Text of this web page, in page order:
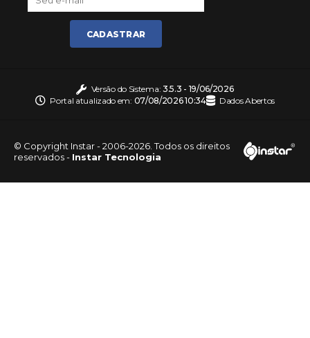
CADASTRAR
Versão do Sistema: 3.5.3 - 19/06/2026
Portal atualizado em: 07/08/2026 10:34 Dados Abertos
© Copyright Instar - 2006-2026. Todos os direitos
reservados - Instar Tecnologia